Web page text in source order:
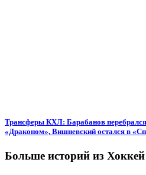
Трансферы КХЛ: Барабанов
«Драконом», Вишневский остался в
Больше историй из Хоккей